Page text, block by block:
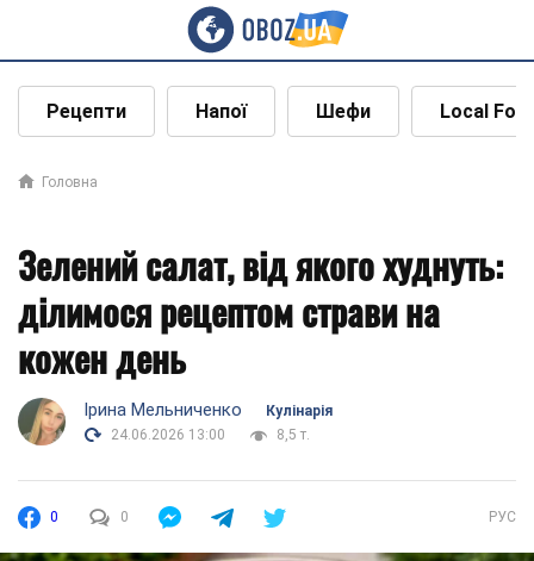
Рецепти Напої Шефи Local
Головна
Зелений салат, від якого худнуть:
ділимося рецептом страви на
кожен день
Ірина Мельниченко
Кулінарія
24.06.2026 13:00
8,5 т.
0 0 РУС